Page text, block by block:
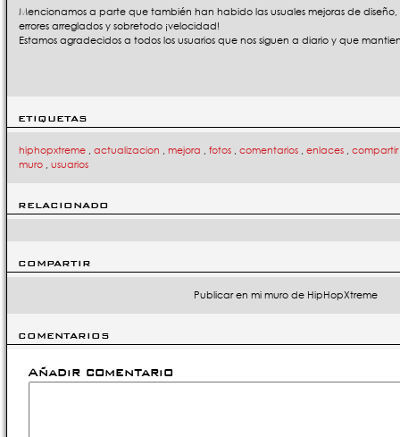
Mencionamos a parte que también han habido las usuales mejoras de
errores arreglados y sobretodo ¡velocidad!
Estamos agradecidos a todos los usuarios que nos siguen a diario y que
ETIQUETAS
hiphopxtreme, actualizacion , mejora , fotos, comentarios, enlaces, compartir
muro, usuarios
RELACIONADO
COMPARTIR
Publicar en mi muro de HipHopXtreme
COMENTARIOS
Añadir comentario